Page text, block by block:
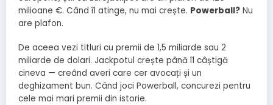
milioane €. Când îl atinge, nu mai crește. Powerball? Nu
are plafon.
De aceea vezi titluri cu premii de 1,5 miliarde sau 2
miliarde de dolari. Jackpotul crește până îl câștigă
cineva — creând averi care cer avocați și un
deghizament bun. Când joci Powerball, concurezi pentru
cele mai mari premii din istorie.